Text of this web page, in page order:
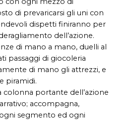
di prevaricarsi gli uni con
dispetti finiranno per
dell’azione.
di mano a mano, duelli al
passaggi di giocoleria
di mano gli attrezzi, e
piramidi.
colonna portante dell’azione
accompagna,
segmento ed ogni